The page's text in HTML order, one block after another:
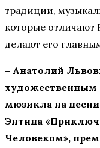
традиции,
которые отличают
делают его
– Анатолий
художественным
мюзикла на
Энтина
Человеком»,